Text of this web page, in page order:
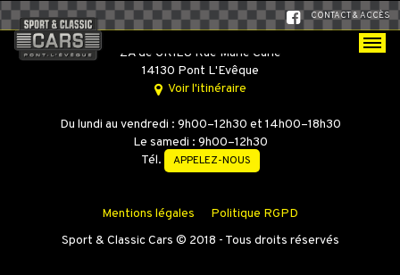
CONTACT & ACCÈS
SPORT & CLASSIC CARS
ZA de GRIEU Rue Marie Curie
14130 Pont L'Evêque
Voir l'itinéraire
Du lundi au vendredi : 9h00–12h30 et 14h00–18h30
Le samedi : 9h00–12h30
Tél.
APPELEZ-NOUS
Mentions légales
Politique RGPD
Sport & Classic Cars © 2018 - Tous droits réservés